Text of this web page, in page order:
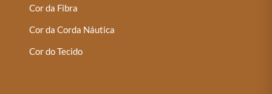
Cor da Fibra
Cor da Corda Náutica
Cor do Tecido